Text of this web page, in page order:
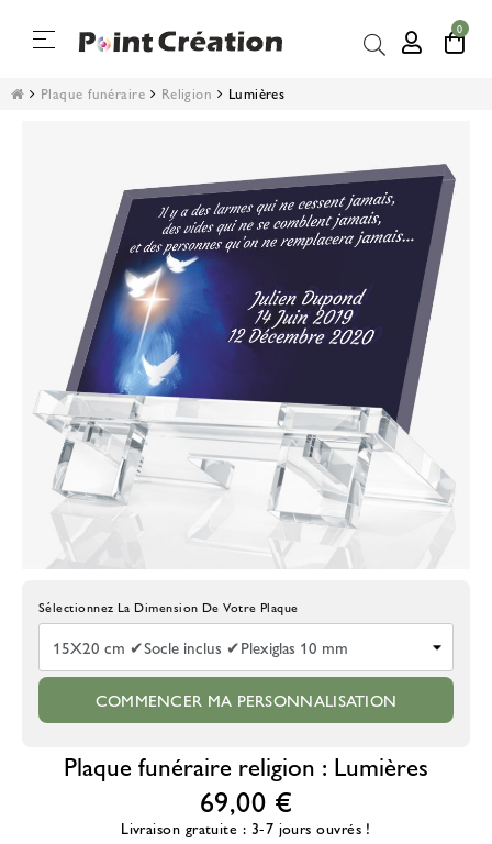
Basculer
navigation
☰ 0
Plaque funéraire Religion Lumières
Choisissez La Taille De La Plaque
COMMENCER MA PERSONNALISATION
Plaque funéraire religion : Lumières
69,00 €
Livraison gratuite : 3-7 jours ouvrés !